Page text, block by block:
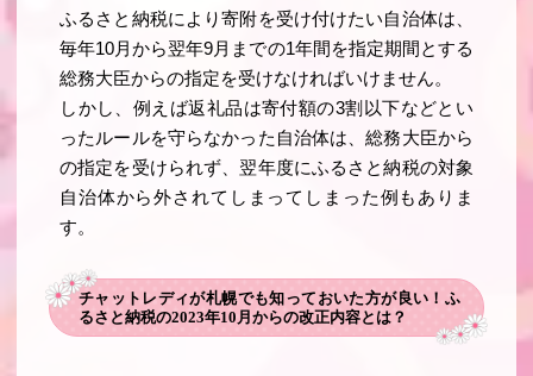
ふるさと納税により寄附を受け付けたい自治体は、
毎年10月から翌年9月までの1年間を指定期間とする
総務大臣からの指定を受けなければいけません。
しかし、例えば返礼品は寄付額の3割以下などとい
ったルールを守らなかった自治体は、総務大臣から
の指定を受けられず、翌年度にふるさと納税の対象
自治体から外されてしまってしまった例もありま
す。
チャットレディが札幌でも知っておいた方が良い！ふ
るさと納税の2023年10月からの改正内容とは？